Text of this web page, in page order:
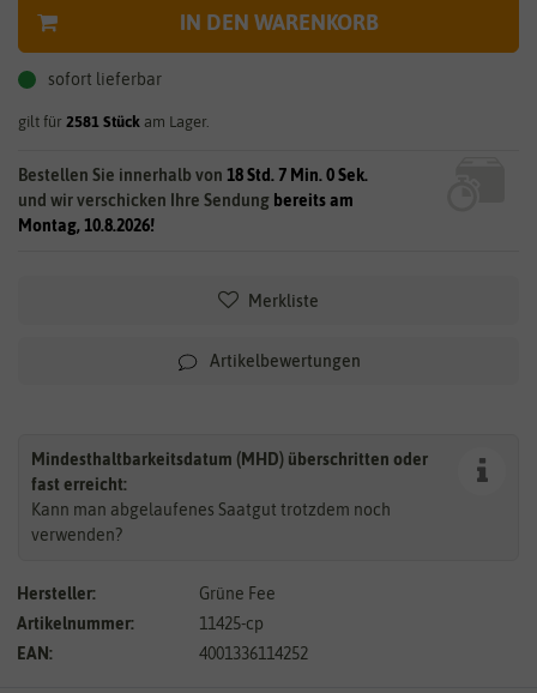
IN DEN WARENKORB
sofort lieferbar
gilt für 2581 Stück am Lager.
Bestellen Sie innerhalb von 18 Std. 6 Min. 59 Sek.
und wir verschicken Ihre Sendung bereits am
Montag, 10.8.2026!
Merkliste
Artikelbewertungen
Mindesthaltbarkeitsdatum (MHD) überschritten oder
fast erreicht:
Kann man abgelaufenes Saatgut trotzdem noch
verwenden?
Hersteller:
Grüne Fee
Artikelnummer:
11425-cp
EAN:
4001336114252